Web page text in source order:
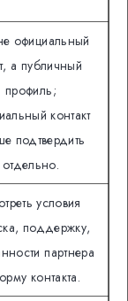
официальный
а публичный
профиль;
контакт
подтвердить
отдельно.
условия
поддержку,
партнера
контакта.